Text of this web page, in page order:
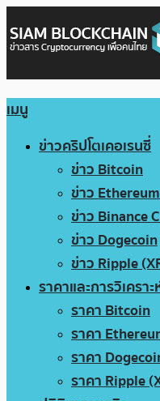
เมนู
ข่าวคริปโตเคอเรนซี่
ข่าว Bitcoin
ข่าว Ethereum
ข่าว Binance
ข่าว Dogecoin
ข่าว Ripple
ราคาและการวิเคราะ
ราคา Bitcoin
ราคา
ราคา
ราคา Ripple